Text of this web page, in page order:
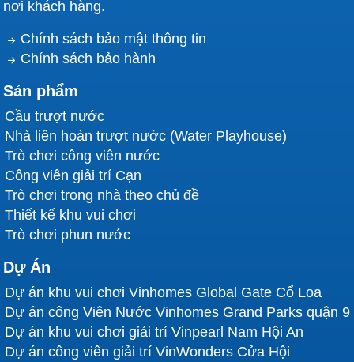
nơi khách hàng.
Chính sách bảo mật thông tin
Chính sách bảo hành
Sản phẩm
Cầu trượt nước
Nhà liên hoàn trượt nước (Water Playhouse)
Trò chơi công viên nước
Công viên giải trí Cạn
Trò chơi trong nhà theo chủ đề
Thiết kế khu vui chơi
Trò chơi phun nước
Dự Án
Dự án khu vui chơi Vinhomes Global Gate Cổ Loa
Dự án công Viên Nước Vinhomes Grand Parks quận 9
Dự án khu vui chơi giải trí Vinpearl Nam Hội An
Dự án công viên giải trí VinWonders Cửa Hội